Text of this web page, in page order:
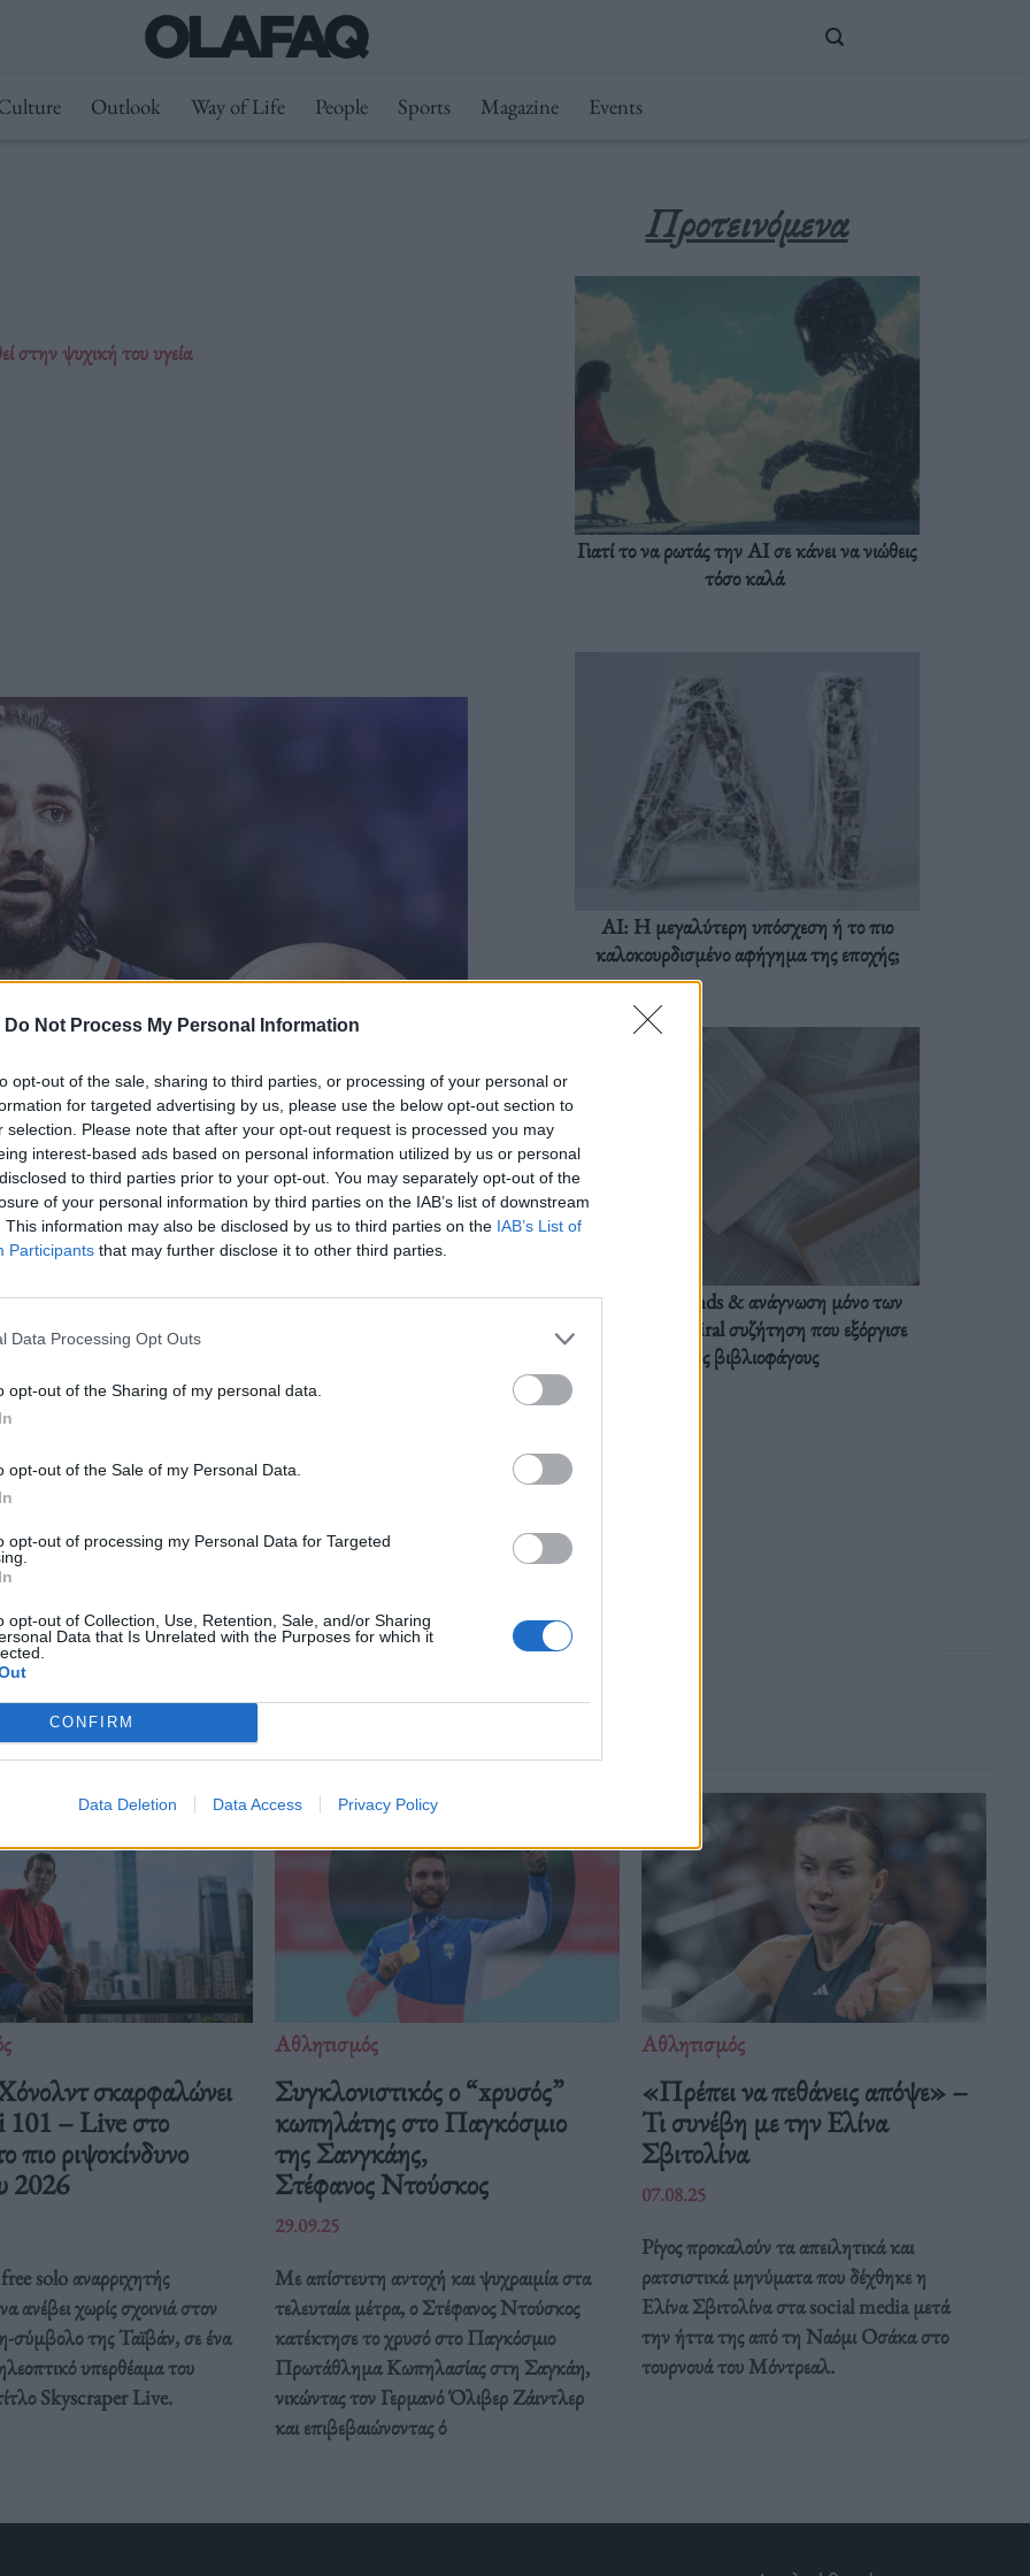
Do Not Process My Personal Information
opt-out of the sale, sharing to third parties, or processing of your personal or
for targeted advertising by us, please use the below opt-out section to
selection. Please note that after your opt-out request is processed you may
interest-based ads based on personal information utilized by us or personal
to third parties prior to your opt-out. You may separately opt-out of the
of your personal information by third parties on the IAB’s list of downstream
This information may also be disclosed by us to third parties on the IAB’s List of
Participants that may further disclose it to other third parties.
Data Processing Opt Outs
opt-out of the Sharing of my personal data.
opt-out of the Sale of my Personal Data.
opt-out of processing my Personal Data for Targeted
opt-out of Collection, Use, Retention, Sale, and/or Sharing
Data that Is Unrelated with the Purposes for which it
CONFIRM
Data Deletion Data Access Privacy Policy
Outlook Way of Life People Sports Magazine Events
στην ψυχική του υγεία
Προτεινόμενα
Γιατί το να ρωτάς την AI σε κάνει να νιώθεις
τόσο καλά
AI: Η μεγαλύτερη υπόσχεση ή το πιο
καλοκουρδισμένο αφήγημα της εποχής;
BookTok trends & ανάγνωση μόνο των
διαλόγων: Η viral συζήτηση που εξόργισε
τους βιβλιοφάγους
Δείτε επίσης
σκαρφαλώνει
101 – Live στο
ριψοκίνδυνο
2026
solo αναρριχητής
ανέβει χωρίς σχοινιά στον
σύμβολο της Ταϊβάν, σε ένα
υπερθέαμα του
Skyscraper Live.
Αθλητισμός
Συγκλονιστικός ο “xρυσός”
κωπηλάτης στο Παγκόσμιο
της Σανγκάης,
Στέφανος Ντούσκος
29.09.25
Με απίστευτη αντοχή και ψυχραιμία στα
τελευταία μέτρα, ο Στέφανος Ντούσκος
κατέκτησε το χρυσό στο Παγκόσμιο
Πρωτάθλημα Κωπηλασίας στη Σαγκάη,
νικώντας τον Γερμανό Όλιβερ Ζάιντλερ
και επιβεβαιώνοντας ό
Αθλητισμός
«Πρέπει να πεθάνεις απόψε» –
Τι συνέβη με την Ελίνα
Σβιτολίνα
07.08.25
Ρίγος προκαλούν τα απειλητικά και
ρατσιστικά μηνύματα που δέχθηκε η
Ελίνα Σβιτολίνα στα social media μετά
την ήττα της από τη Ναόμι Οσάκα στο
τουρνουά του Μόντρεαλ.